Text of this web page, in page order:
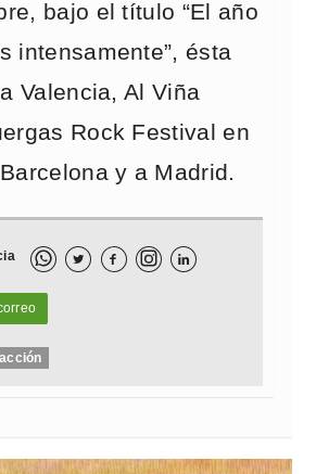
bajo el título “El año
intensamente”, ésta
Valencia, Al Viña
Rock Festival en
y a Madrid.
  